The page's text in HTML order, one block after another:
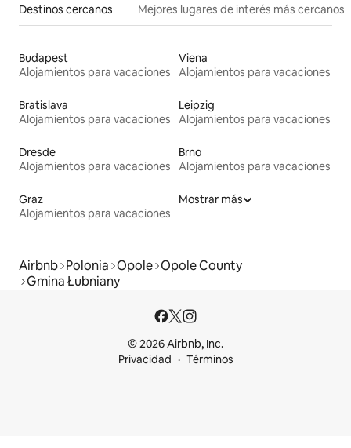
Destinos cercanos Mejores lugares de interés más cercanos
Budapest
Alojamientos para vacaciones
Viena
Alojamientos para vacaciones
Bratislava
Alojamientos para vacaciones
Leipzig
Alojamientos para vacaciones
Dresde
Alojamientos para vacaciones
Brno
Alojamientos para vacaciones
Graz
Alojamientos para vacaciones
Mostrar más
Airbnb Polonia Opole Opole County
Gmina Łubniany
© 2026 Airbnb, Inc.
Privacidad
Términos